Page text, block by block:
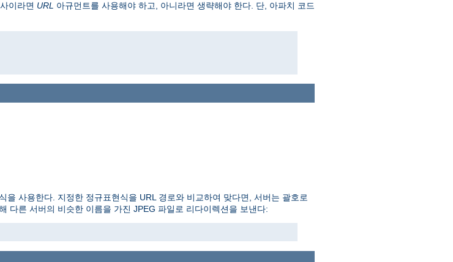
이라면 URL 아규먼트를 사용해야 하고, 아니라면 생략해야 한다. 단, 아파치 코드
사용한다. 지정한 정규표현식을 URL 경로와 비교하여 맞다면, 서버는 괄호로
다른 서버의 비슷한 이름을 가진 JPEG 파일로 리다이렉션을 보낸다: